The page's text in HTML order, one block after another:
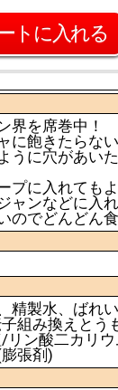
界を席巻中！
に飽きたらな
うに穴があい
プに入れても
ャンなどに入
のでどんどん
精製水、ばれ
組み換えとう
リン酸二カリ
張剤)